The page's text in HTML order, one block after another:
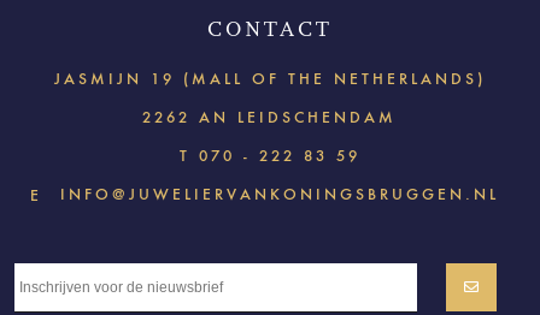
CONTACT
JASMIJN 19 (MALL OF THE NETHERLANDS)
2262 AN LEIDSCHENDAM
T 070 - 222 83 59
E INFO@JUWELIERVANKONINGSBRUGGEN.NL